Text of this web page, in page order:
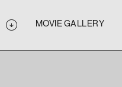
MOVIE GALLERY